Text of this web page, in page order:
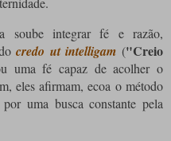
soube integrar fé e razão,
credo ut intelligam ("Creio
uma fé capaz de acolher o
eles afirmam, ecoa o método
uma busca constante pela